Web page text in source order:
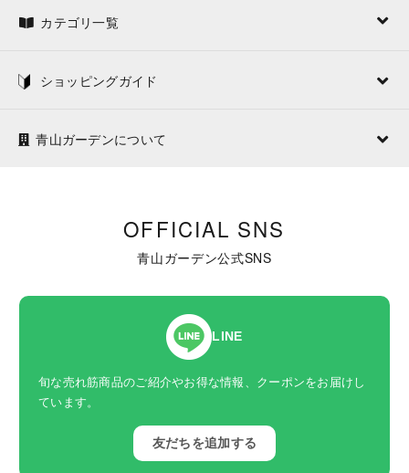
カテゴリ一覧
ショッピングガイド
青山ガーデンについて
OFFICIAL SNS
青山ガーデン公式SNS
LINE
旬な売れ筋商品のご紹介やお得な情報、クーポンをお届けし
ています。
友だちを追加する